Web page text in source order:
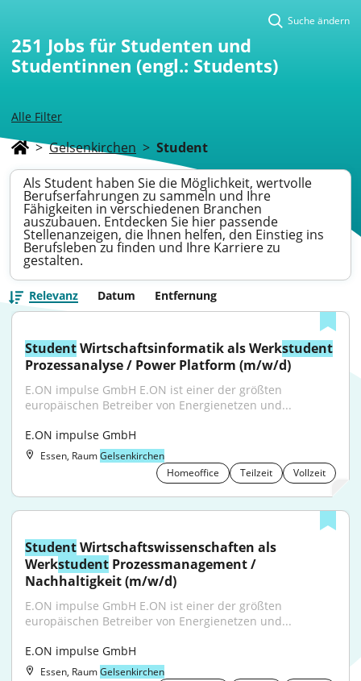
Alle Filter
Suche ändern
251 Jobs für Studenten und
Studentinnen (engl.: Students)
> Gelsenkirchen > Student
Als Student haben Sie die Möglichkeit, wertvolle
Berufserfahrungen zu sammeln und Ihre
Fähigkeiten in verschiedenen Branchen
auszubauen. Entdecken Sie hier passende
Stellenanzeigen, die Ihnen helfen, den Einstieg ins
Berufsleben zu finden und Ihre Karriere zu
gestalten.
Relevanz Datum Entfernung
Student Wirtschaftsinformatik als Werkstudent
Prozessanalyse / Power Platform (m/w/d)
E.ON impulse GmbH E.ON ist einer der größten
europäischen Betreiber von Energienetzen und...
E.ON impulse GmbH
Essen, RaumGelsenkirchen
Homeoffice
Teilzeit Vollzeit
Student Wirtschaftswissenschaften als
Werkstudent Prozessmanagement /
Nachhaltigkeit (m/w/d)
E.ON impulse GmbH E.ON ist einer der größten
europäischen Betreiber von Energienetzen und...
E.ON impulse GmbH
Essen, RaumGelsenkirchen